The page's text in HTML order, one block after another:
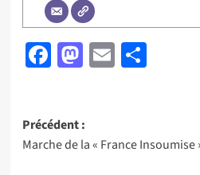
Facebook
Mastodon
Email
Navigation
d’article
Précédent :
Marche de la « France Insoumise